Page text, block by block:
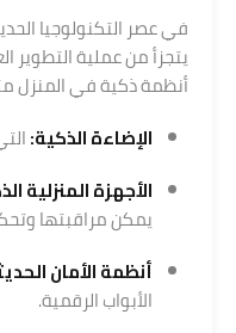
في عصر التكنولوجيا
يتجزأ من عملية التطوير
أنظمة ذكية في المنزل
الإضاءة الذكية:
الأجهزة المنزلية
يمكن مراقبتها
أنظمة الأمان
الأبواب الرقمية.